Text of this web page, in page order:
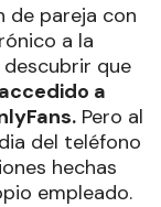
de pareja con
a la
que
a
Pero al
del teléfono
hechas
empleado.